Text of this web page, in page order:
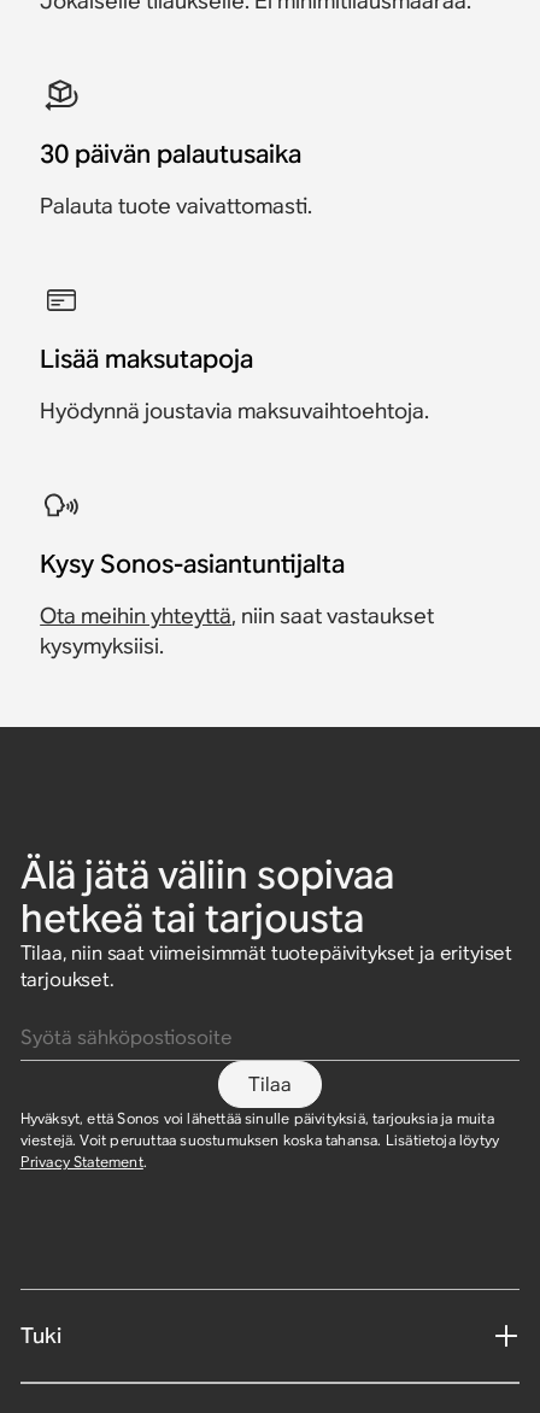
30 päivän palautusaika
Palauta tuote vaivattomasti.
Lisää maksutapoja
Hyödynnä joustavia maksuvaihtoehtoja.
Kysy Sonos-asiantuntijalta
Ota meihin yhteyttä, niin saat vastaukset
kysymyksiisi.
Älä jätä väliin sopivaa
hetkeä tai tarjousta
Tilaa, niin saat viimeisimmät tuotepäivitykset ja erityiset
tarjoukset.
Tilaa
Hyväksyt, että Sonos voi lähettää sinulle päivityksiä, tarjouksia ja muita
viestejä. Voit peruuttaa suostumuksen koska tahansa. Lisätietoja löytyy
Privacy Statement.
Tuki